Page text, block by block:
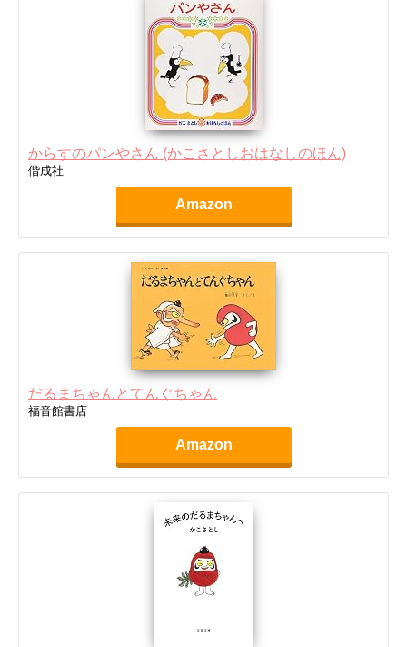
からすのパンやさん (かこさとしおはなしのほん)
偕成社
Amazon
だるまちゃんとてんぐちゃん
福音館書店
Amazon